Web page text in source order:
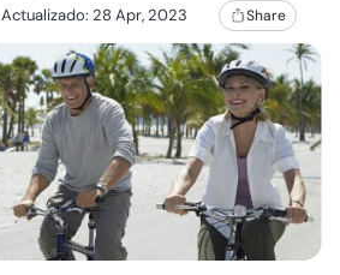
Actualizado: 28 Apr, 2023 Share